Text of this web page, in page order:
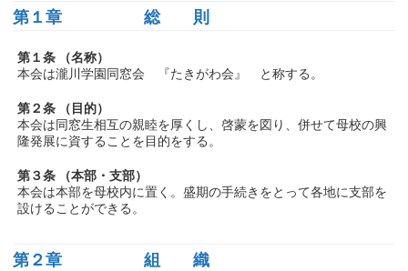
第１章 総 則
第１条 （名称）
本会は瀧川学園同窓会 『たきがわ会』 と称する。
第２条 （目的）
本会は同窓生相互の親睦を厚くし、啓蒙を図り、併せて母校の興
隆発展に資することを目的をする。
第３条 （本部・支部）
本会は本部を母校内に置く。盛期の手続きをとって各地に支部を
設けることができる。
第２章 組 織